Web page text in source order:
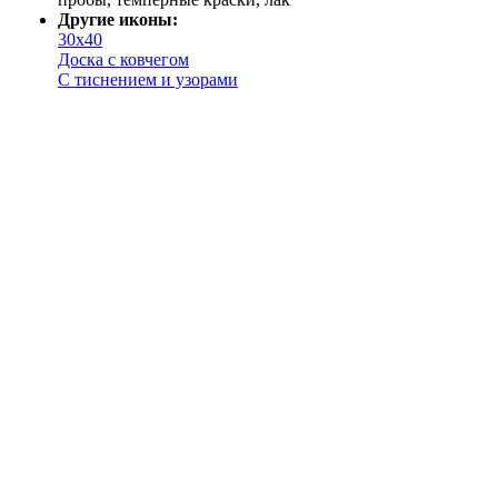
Другие иконы:
30х40
Доска с ковчегом
С тиснением и узорами